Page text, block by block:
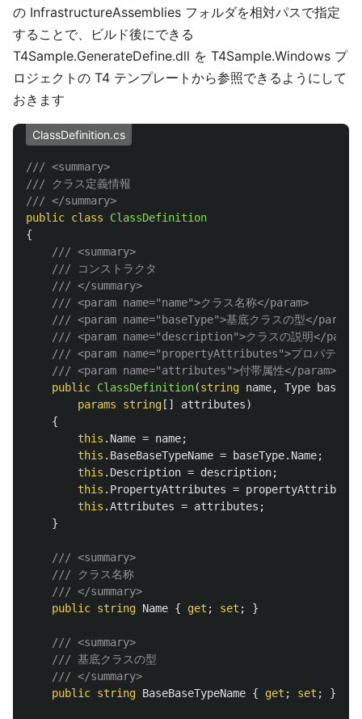
の InfrastructureAssemblies フォルダを相対パスで指定
することで、ビルド後にできる
T4Sample.GenerateDefine.dll を T4Sample.Windows プ
ロジェクトの T4 テンプレートから参照できるようにして
おきます
ClassDefinition.cs
/// <summary>
/// クラス定義情報
/// </summary>
public class
ClassDefinition
{
/// <summary>
/// コンストラクタ
/// </summary>
/// <param name="name">クラス名称</param>
/// <param name="baseType">基底クラスの型</param>
/// <param name="description">クラスの説明</
/// <param name="propertyAttributes">プロパティ属
/// <param name="attributes">付帯属性</param>
public ClassDefinition(string name, Type
params
string [] attributes)
{
this . Name = name;
this . BaseBaseTypeName = baseType. Name;
this . Description = description;
this . PropertyAttributes = propertyAttributes
this .Attributes = attributes ;
}
/// <summary>
/// クラス名称
/// </summary>
public string Name { get ; set ; }
/// <summary>
/// 基底クラスの型
/// </summary>
public string BaseBaseTypeName { get ; set ; }